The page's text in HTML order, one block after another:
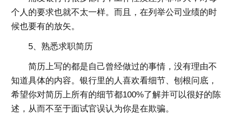
个人的要求也就不太一样。而且，在列举公司业绩的时
候也要有的放矢。
5、熟悉求职简历
简历上写的都是自己曾经做过的事情，没有理由不
知道具体的内容。银行里的人喜欢看细节、刨根问底，
希望你对简历上所有的细节都100%了解并可以很好的陈
述，从而不至于面试官误认为你是在欺骗。